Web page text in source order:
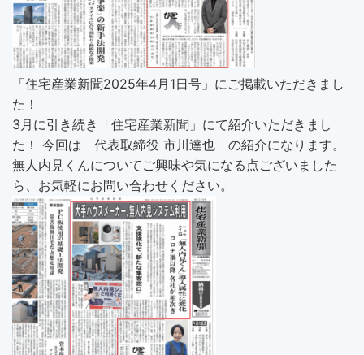
「住宅産業新聞2025年4月1日号」にご掲載いただきまし
た！
3月に引き続き「住宅産業新聞」にて紹介いただきまし
た！ 今回は 代表取締役 市川達也 の紹介になります。
無人内見くんについてご興味や気になる点ございました
ら、お気軽にお問い合わせください。